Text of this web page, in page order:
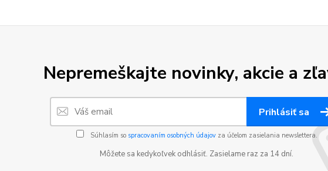
Nepremeškajte novinky, akcie a
Prihlásiť sa
Súhlasím so spracovaním osobných údajovza účelom zasielania newslettera.
Môžete sa kedykoľvek odhlásiť. Zasielame raz za 14 dní.